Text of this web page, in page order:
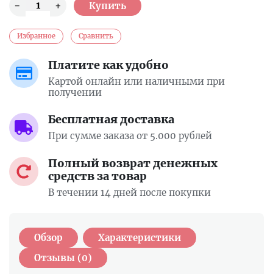
Избранное Сравнить
Платите как удобно
Картой онлайн или наличными при
получении
Бесплатная доставка
При сумме заказа от 5.000 рублей
Полный возврат денежных
средств за товар
В течении 14 дней после покупки
Обзор
Характеристики
Отзывы (0)